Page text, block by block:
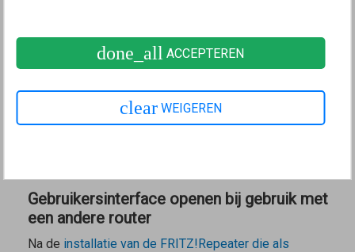
FRITZ!Smart Gateway of FRITZ!Powerline:
http://fritz.repeaterin.
Klik in het menu ‘Thuisnetwerk’ op ‘Mesh’.
Gebruikersinterface openen bij gebruik met
een andere router
Na de installatie van de FRITZ!Repeater die als
done_all ACCEPTEREN
clear WEIGEREN